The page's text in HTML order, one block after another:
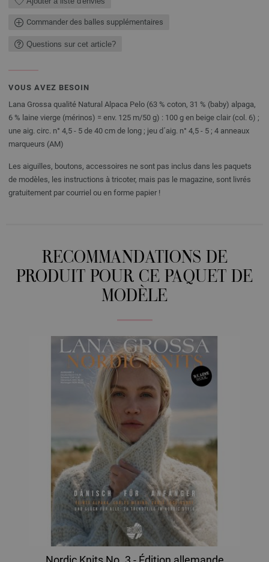
Commander des balles supplémentaires
Questions sur cet article?
VOUS AVEZ BESOIN
Lana Grossa qualité Natural Alpaca Pelo (63 % coton, 31 % (baby) alpaga,
6 % laine vierge (mérinos) = env. 125 m/50 g) : 100 g en beige clair (col. 6) ;
une aig. circ. n° 4,5 - 5 de 40 cm de long ; jeu d´aig. n° 4,5 - 5 ; 4 anneaux
marqueurs (AM)
Les aiguilles, boutons, accessoires ne sont pas inclus dans les paquets
de modèles, les instructions à tricoter, mais pas le magazine, sont livrés
gratuitement par courriel ou en forme papier !
RECOMMANDATIONS DE
PRODUIT POUR CE PAQUET DE
MODÈLE